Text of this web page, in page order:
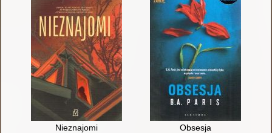
Nieznajomi Obsesja